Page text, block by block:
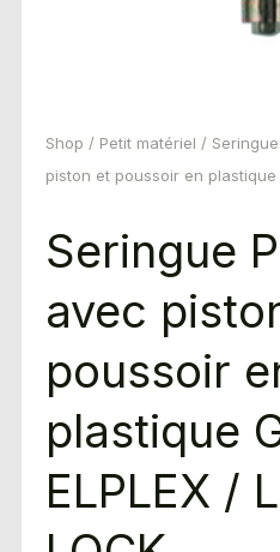
Shop / Petit matériel /
piston et poussoir en plastique
Seringue
avec
poussoir
plastique
ELPLEX /